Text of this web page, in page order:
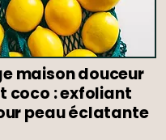
maison douceur
coco : exfoliant
peau éclatante